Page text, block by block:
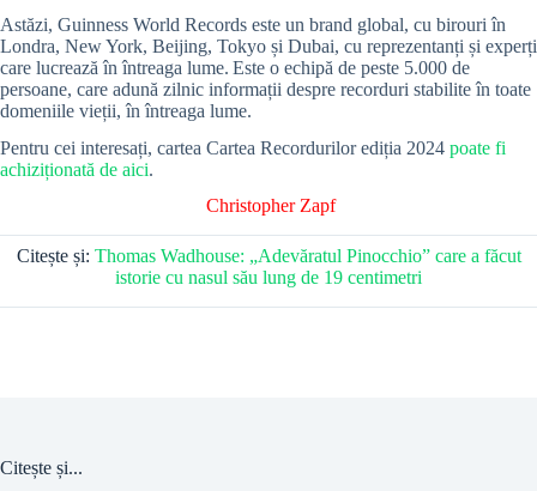
Astăzi, Guinness World Records este un brand global, cu birouri în
Londra, New York, Beijing, Tokyo și Dubai, cu reprezentanți și experți
care lucrează în întreaga lume. Este o echipă de peste 5.000 de
persoane, care adună zilnic informații despre recorduri stabilite în toate
domeniile vieții, în întreaga lume.
Pentru cei interesați, cartea Cartea Recordurilor ediția 2024 poate fi
achiziționată de aici.
Christopher Zapf
Citește și: Thomas Wadhouse: „Adevăratul Pinocchio” care a făcut
istorie cu nasul său lung de 19 centimetri
Citește și...